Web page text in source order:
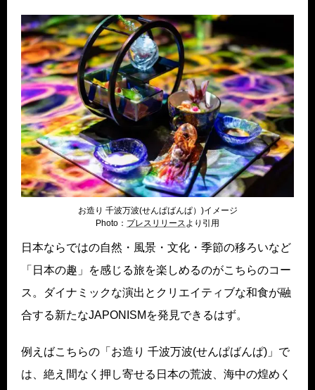
お造り 千波万波(せんぱばんぱ）)イメージ
Photo： プレスリリースより引用
日本ならではの自然・風景・文化・季節の移ろいなど
「日本の趣」を感じる旅を楽しめるのがこちらのコー
ス。ダイナミックな演出とクリエイティブな和食が融
合する新たなJAPONISMを発見できるはず。
例えばこちらの「お造り 千波万波(せんぱばんぱ)」で
は、絶え間なく押し寄せる日本の荒波、海中の煌めく